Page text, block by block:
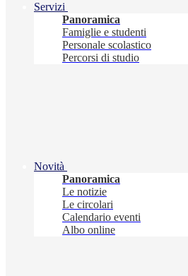
Servizi
Panoramica
Famiglie e studenti
Personale scolastico
Percorsi di studio
Novità
Panoramica
Le notizie
Le circolari
Calendario eventi
Albo online